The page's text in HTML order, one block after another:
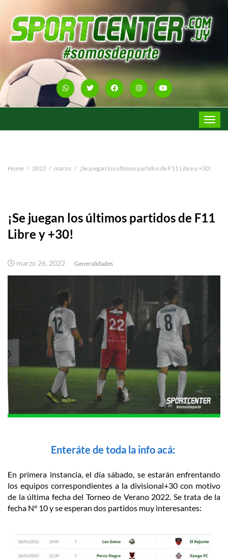
Toggle
Home 2022 marzo ¡Se juegan los últimos partidos de F11 Libre y +30!
¡Se juegan los últimos partidos de F11
Libre y +30!
marzo 26, 2022 Generalidades
Enteráte de toda la info acá:
En primera instancia, el día sábado, se estarán enfrentando
los equipos correspondientes a la divisional+30 con motivo
de la última fecha del Torneo de Verano 2022. Se trata de la
fecha N° 10 y se esperan dos partidos muy interesantes: